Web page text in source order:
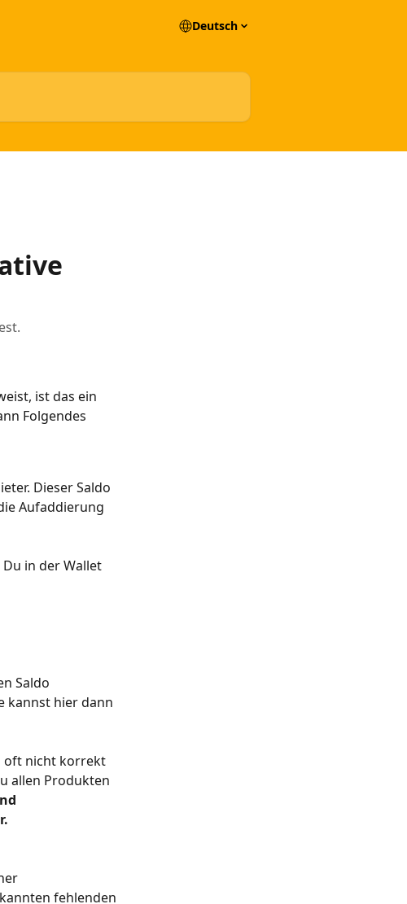
Deutsch
ist das ein
Folgendes
Dieser Saldo
Aufaddierung
in der Wallet
Saldo
kannst hier dann
oft nicht korrekt
allen Produkten
fehlenden